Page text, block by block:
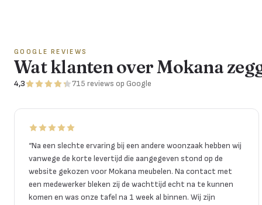
GOOGLE REVIEWS
Wat klanten over Mokana
4,3 715 reviews op Google
“Na een slechte ervaring bij een andere woonzaak hebben wij
vanwege de korte levertijd die aangegeven stond op de
website gekozen voor Mokana meubelen. Na contact met
een medewerker bleken zij de wachttijd echt na te kunnen
komen en was onze tafel na 1 week al binnen. Wij zijn